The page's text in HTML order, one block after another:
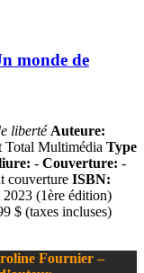
monde de
liberté Auteure:
Total Multimédia Type
- Couverture: -
couverture ISBN:
2023 (1ère édition)
$ (taxes incluses)
Fournier –